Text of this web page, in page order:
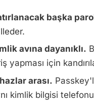
başka
avına dayanıklı.
yapması için
arası.
kimlik bilgisi